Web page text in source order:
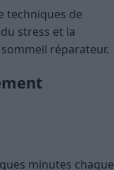
techniques de
stress et la
réparateur.
minutes chaque